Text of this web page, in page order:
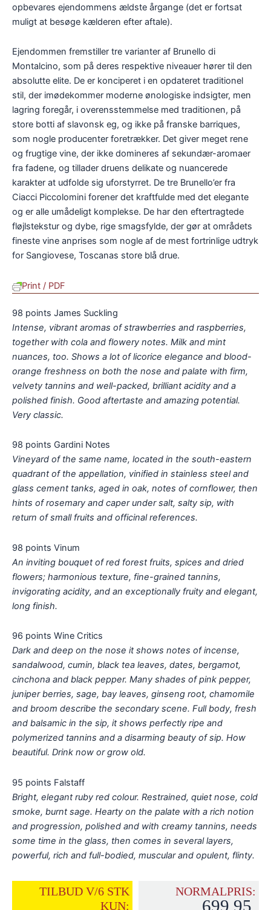
opbevares ejendommens ældste årgange (det er fortsat
muligt at besøge kælderen efter aftale).
Ejendommen fremstiller tre varianter af Brunello di
Montalcino, som på deres respektive niveauer hører til den
absolutte elite. De er konciperet i en opdateret traditionel
stil, der imødekommer moderne ønologiske indsigter, men
lagring foregår, i overensstemmelse med traditionen, på
store botti af slavonsk eg, og ikke på franske barriques,
som nogle producenter foretrækker. Det giver meget rene
og frugtige vine, der ikke domineres af sekundær-aromaer
fra fadene, og tillader druens delikate og nuancerede
karakter at udfolde sig uforstyrret. De tre Brunello’er fra
Ciacci Piccolomini forener det kraftfulde med det elegante
og er alle umådeligt komplekse. De har den eftertragtede
fløjlstekstur og dybe, rige smagsfylde, der gør at områdets
fineste vine anprises som nogle af de mest fortrinlige udtryk
for Sangiovese, Toscanas store blå drue.
Print / PDF
98 points James Suckling
Intense, vibrant aromas of strawberries and raspberries,
together with cola and flowery notes. Milk and mint
nuances, too. Shows a lot of licorice elegance and blood-
orange freshness on both the nose and palate with firm,
velvety tannins and well-packed, brilliant acidity and a
polished finish. Good aftertaste and amazing potential.
Very classic.
98 points Gardini Notes
Vineyard of the same name, located in the south-eastern
quadrant of the appellation, vinified in stainless steel and
glass cement tanks, aged in oak, notes of cornflower, then
hints of rosemary and caper under salt, salty sip, with
return of small fruits and officinal references.
98 points Vinum
An inviting bouquet of red forest fruits, spices and dried
flowers; harmonious texture, fine-grained tannins,
invigorating acidity, and an exceptionally fruity and elegant,
long finish.
96 points Wine Critics
Dark and deep on the nose it shows notes of incense,
sandalwood, cumin, black tea leaves, dates, bergamot,
cinchona and black pepper. Many shades of pink pepper,
juniper berries, sage, bay leaves, ginseng root, chamomile
and broom describe the secondary scene. Full body, fresh
and balsamic in the sip, it shows perfectly ripe and
polymerized tannins and a disarming beauty of sip. How
beautiful. Drink now or grow old.
95 points Falstaff
Bright, elegant ruby red colour. Restrained, quiet nose, cold
smoke, burnt sage. Hearty on the palate with a rich notion
and progression, polished and with creamy tannins, needs
some time in the glass, then comes in several layers,
powerful, rich and full-bodied, muscular and opulent, flinty.
TILBUD V/6 STK
KUN:
NORMALPRIS:
699,95